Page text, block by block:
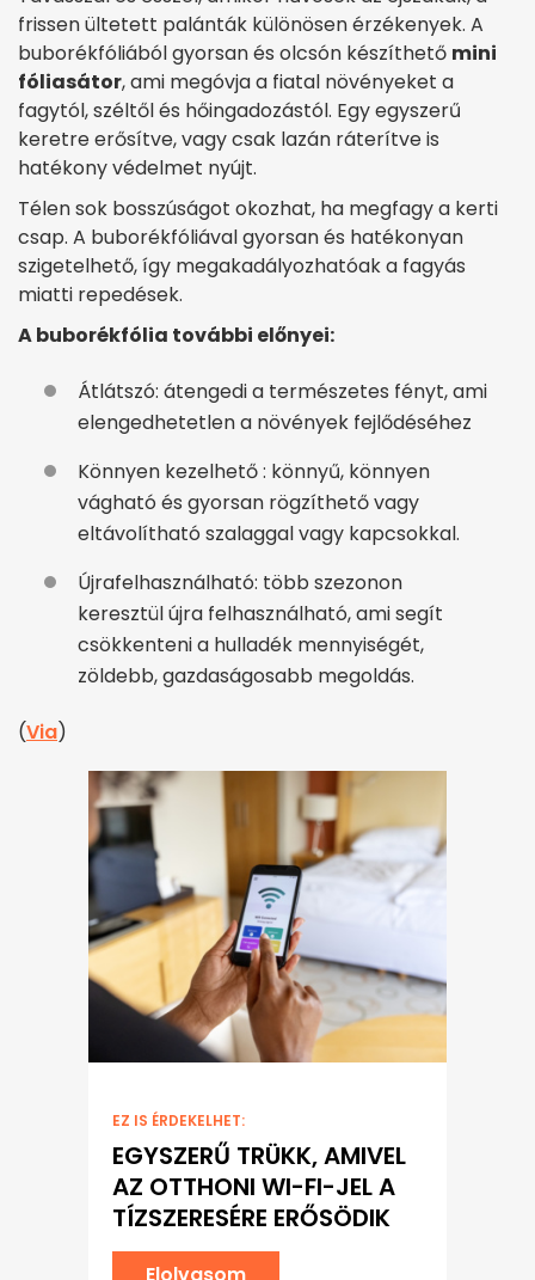
frissen ültetett palánták különösen érzékenyek. A
buborékfóliából gyorsan és olcsón készíthető mini
fóliasátor, ami megóvja a fiatal növényeket a
fagytól, széltől és hőingadozástól. Egy egyszerű
keretre erősítve, vagy csak lazán ráterítve is
hatékony védelmet nyújt.
Télen sok bosszúságot okozhat, ha megfagy a kerti
csap. A buborékfóliával gyorsan és hatékonyan
szigetelhető, így megakadályozhatóak a fagyás
miatti repedések.
A buborékfólia további előnyei:
Átlátszó: átengedi a természetes fényt, ami
elengedhetetlen a növények fejlődéséhez
Könnyen kezelhető : könnyű, könnyen
vágható és gyorsan rögzíthető vagy
eltávolítható szalaggal vagy kapcsokkal.
Újrafelhasználható: több szezonon
keresztül újra felhasználható, ami segít
csökkenteni a hulladék mennyiségét,
zöldebb, gazdaságosabb megoldás.
(Via)
EZ IS ÉRDEKELHET:
EGYSZERŰ TRÜKK, AMIVEL
AZ OTTHONI WI-FI-JEL A
TÍZSZERESÉRE ERŐSÖDIK
Elolvasom